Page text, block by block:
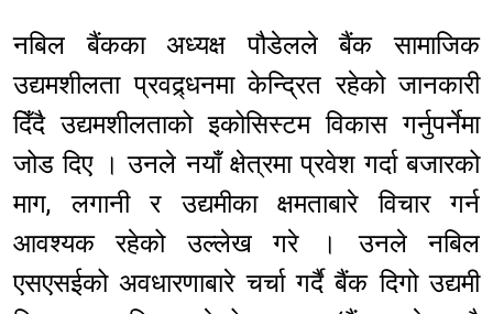
नबिल बैंकका अध्यक्ष पौडेलले बैंक सामाजिक
उद्यमशीलता प्रवद्र्धनमा केन्द्रित रहेको जानकारी
दिँदै उद्यमशीलताको इकोसिस्टम विकास गर्नुपर्नेमा
जोड दिए । उनले नयाँ क्षेत्रमा प्रवेश गर्दा बजारको
माग, लगानी र उद्यमीका क्षमताबारे विचार गर्न
आवश्यक रहेको उल्लेख गरे । उनले नबिल
एसएसईको अवधारणाबारे चर्चा गर्दै बैंक दिगो उद्यमी